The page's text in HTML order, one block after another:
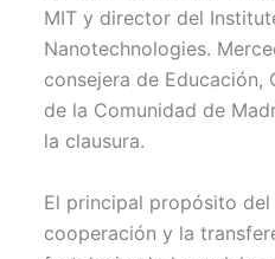
MIT y director del
Nanotechnologies.
consejera de Educación,
de la Comunidad de
la clausura.
El principal propósito
cooperación y la